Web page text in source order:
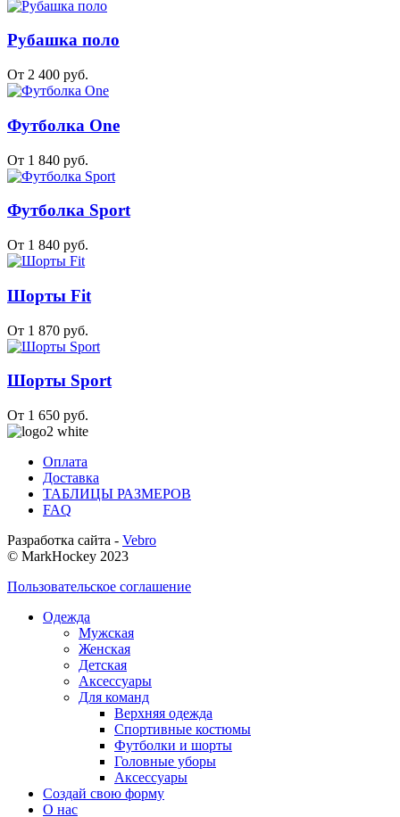
Рубашка поло
От 2 400 руб.
Футболка One
От 1 840 руб.
Футболка Sport
От 1 840 руб.
Шорты Fit
От 1 870 руб.
Шорты Sport
От 1 650 руб.
Оплата
Доставка
ТАБЛИЦЫ РАЗМЕРОВ
FAQ
Разработка сайта - Vebro
© MarkHockey 2023
Пользовательское соглашение
Одежда
Мужская
Женская
Детская
Аксессуары
Для команд
Верхняя одежда
Спортивные костюмы
Футболки и шорты
Головные уборы
Аксессуары
Создай свою форму
О нас